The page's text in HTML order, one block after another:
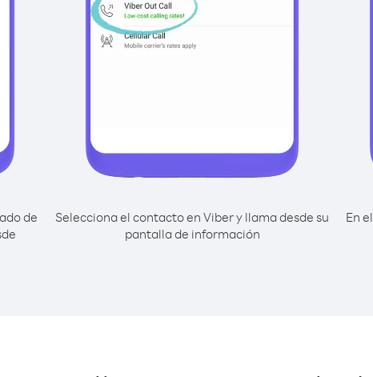
de
Selecciona el contacto en Viber y llama desde su
pantalla de información
En